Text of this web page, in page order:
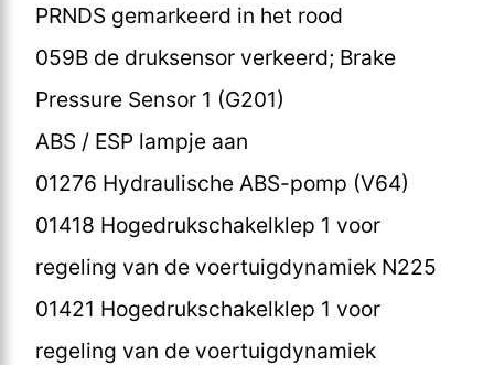
PRNDS gemarkeerd in het rood
059B de druksensor verkeerd; Brake
Pressure Sensor 1 (G201)
ABS / ESP lampje aan
01276 Hydraulische ABS-pomp (V64)
01418 Hogedrukschakelklep 1 voor
regeling van de voertuigdynamiek N225
01421 Hogedrukschakelklep 1 voor
regeling van de voertuigdynamiek